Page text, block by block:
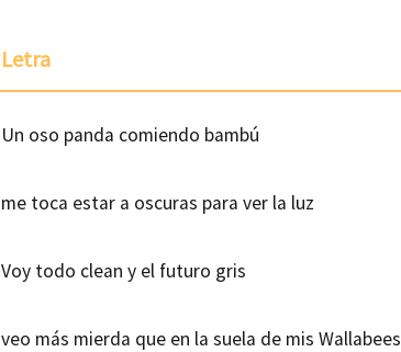
Letra
Un oso panda comiendo bambú
me toca estar a oscuras para ver la luz
Voy todo clean y el futuro gris
veo más mierda que en la suela de mis Wallabees